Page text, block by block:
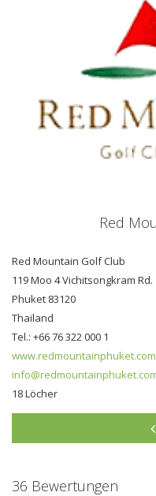
Red
Red Mountain Golf Club
119 Moo 4 Vichitsongkram Rd.
Phuket 83120
Thailand
Tel.: +66 76 322 000 1
www.redmountainphuket.com
18 Löcher
36 Bewertungen